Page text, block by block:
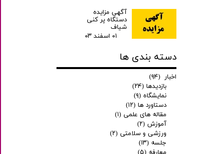
آگهی مزایده
دستگاه پر کنی
شیاف
۰۱ اسفند ۰۳
دسته بندی ها
اخبار (۹۴)
بازدیدها (۲۴)
نمایشگاه (۹)
دستاورد ها (۱۲)
مقاله های علمی (۱)
آموزش (۲)
ورزشی و سلامتی (۲)
جلسه (۱۳)